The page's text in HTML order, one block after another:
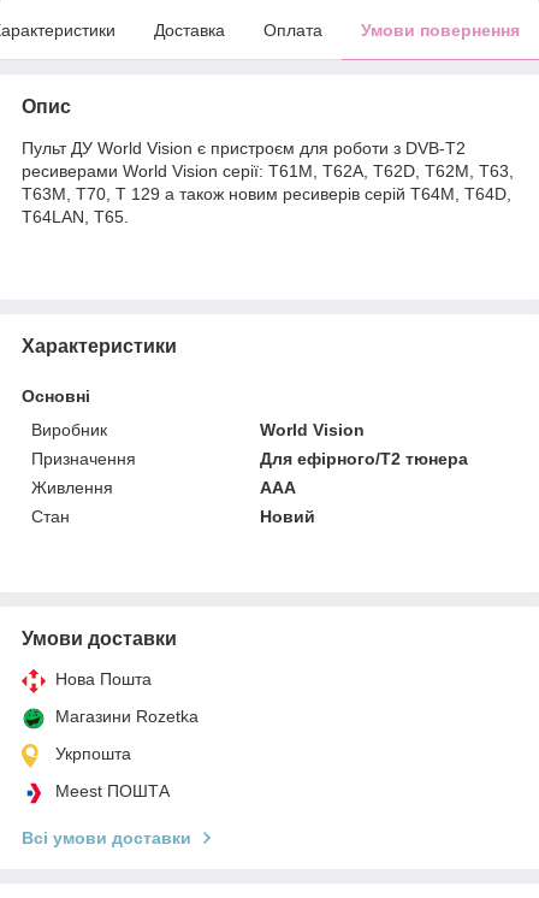
Доставка Оплата Умови повернення
Опис
Пульт ДУ World Vision є пристроєм для роботи з DVB-T2
ресиверами World Vision серії: T61M, Т62А, T62D, T62M, T63,
T63M, T70, Т 129 а також новим ресиверів серій Т64М, Т64D,
T64LAN, T65.
Характеристики
Основні
Виробник
World Vision
Призначення
Для ефірного/Т2 тюнера
Живлення
AAA
Стан
Новий
Умови доставки
Нова Пошта
Магазини Rozetka
Укрпошта
Meest ПОШТА
Всі умови доставки